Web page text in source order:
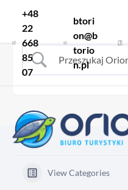
+48
22
668
85
07
btori
on@b
torio
n.pl
View Categories